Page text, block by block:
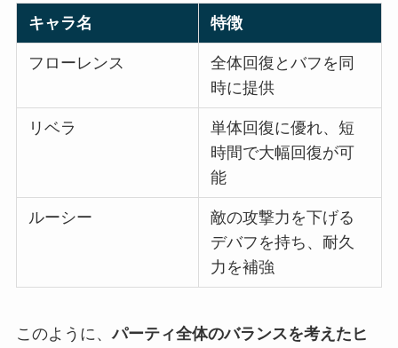
キャラ名 特徴
フローレンス
全体回復とバフを同
時に提供
リベラ
単体回復に優れ、短
時間で大幅回復が可
能
ルーシー
敵の攻撃力を下げる
デバフを持ち、耐久
力を補強
このように、パーティ全体のバランスを考えたヒ